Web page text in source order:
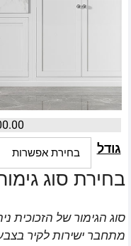
גודל
בחירת סוג
סוג הגימור של הזכוכית
מתחבר ישירות לקיר